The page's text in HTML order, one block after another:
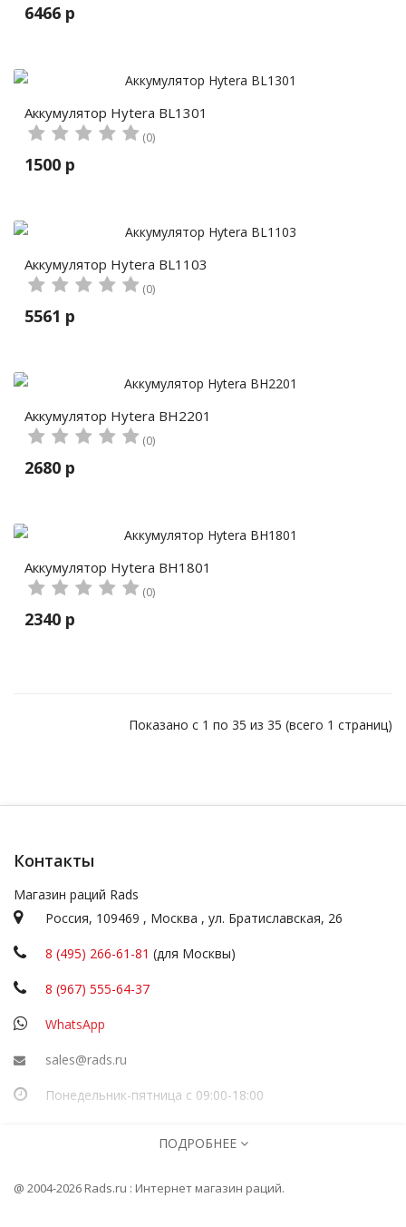
6466 р
Аккумулятор Hytera BL1301
(0)
1500 р
Аккумулятор Hytera BL1103
(0)
5561 р
Аккумулятор Hytera BH2201
(0)
2680 р
Аккумулятор Hytera BH1801
(0)
2340 р
Показано с 1 по 35 из 35 (всего 1 страниц)
Контакты
Магазин раций Rads
Россия, 109469 , Москва , ул. Братиславская, 26
8 (495) 266-61-81 (для Москвы)
8 (967) 555-64-37
WhatsApp
sales@rads.ru
Понедельник-пятница с 09:00-18:00
316774600251277
Информация
ПОДРОБНЕЕ
@ 2004-2026 Rads.ru : Интернет магазин раций.